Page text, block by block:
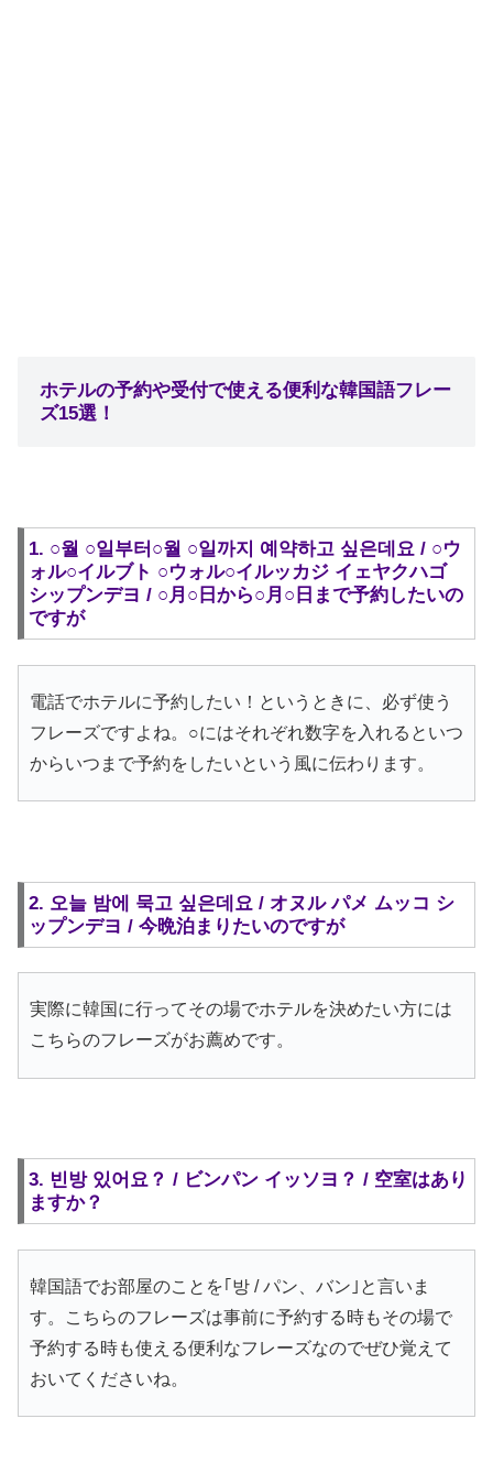
ホテルの予約や受付で使える便利な韓国語フレー
ズ15選！
1. ○월 ○일부터○월 ○일까지 예약하고 싶은데요 / ○ウ
ォル○イルブト ○ウォル○イルッカジ イェヤクハゴ
シップンデヨ / ○月○日から○月○日まで予約したいの
ですが
電話でホテルに予約したい！というときに、必ず使う
フレーズですよね。○にはそれぞれ数字を入れるといつ
からいつまで予約をしたいという風に伝わります。
2. 오늘 밤에 묵고 싶은데요 / オヌル パメ ムッコ シ
ップンデヨ / 今晩泊まりたいのですが
実際に韓国に行ってその場でホテルを決めたい方には
こちらのフレーズがお薦めです。
3. 빈방 있어요？ / ビンパン イッソヨ？ / 空室はあり
ますか？
韓国語でお部屋のことを｢방 / パン、バン｣と言いま
す。こちらのフレーズは事前に予約する時もその場で
予約する時も使える便利なフレーズなのでぜひ覚えて
おいてくださいね。